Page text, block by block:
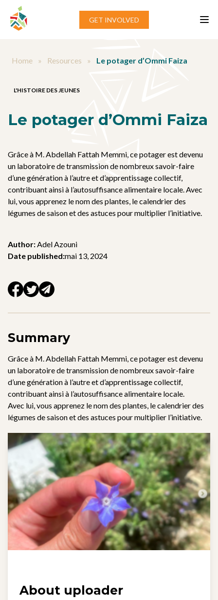
Aller au contenu
GET INVOLVED
Home » Resources » Le potager d’Ommi Faiza
L'HISTOIRE DES JEUNES
Le potager d’Ommi Faiza
Grâce à M. Abdellah Fattah Memmi, ce potager est devenu
un laboratoire de transmission de nombreux savoir-faire
d’une génération à l’autre et d’apprentissage collectif,
contribuant ainsi à l’autosuffisance alimentaire locale. Avec
lui, vous apprenez le nom des plantes, le calendrier des
légumes de saison et des astuces pour multiplier l’initiative.
Author:Adel Azouni
Date published:mai 13, 2024
Summary
Grâce à M. Abdellah Fattah Memmi, ce potager est devenu
un laboratoire de transmission de nombreux savoir-faire
d’une génération à l’autre et d’apprentissage collectif,
contribuant ainsi à l’autosuffisance alimentaire locale.
Avec lui, vous apprenez le nom des plantes, le calendrier des
légumes de saison et des astuces pour multiplier l’initiative.
About uploader